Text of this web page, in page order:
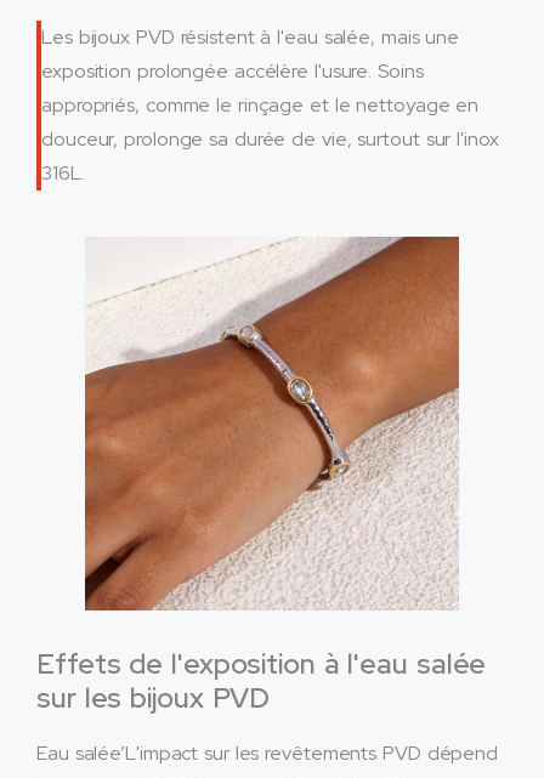
Les bijoux PVD résistent à l'eau salée, mais une
exposition prolongée accélère l'usure. Soins
appropriés, comme le rinçage et le nettoyage en
douceur, prolonge sa durée de vie, surtout sur l'inox
316L.
Effets de l'exposition à l'eau salée
sur les bijoux PVD
Eau salée’L'impact sur les revêtements PVD dépend